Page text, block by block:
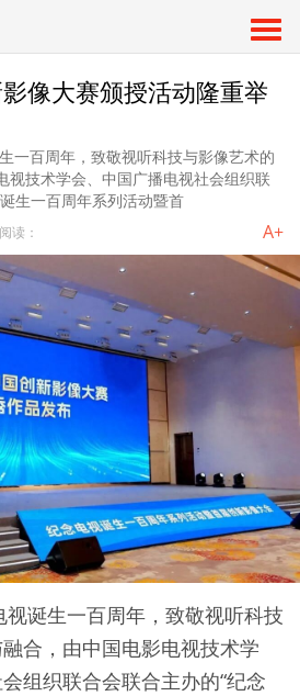
像大赛颁授活动隆重举
一百周年，致敬视听科技与影像艺术的
视技术学会、中国广播电视社会组织联
生一百周年系列活动暨首
阅读： A+
诞生一百周年，致敬视听科技
合，由中国电影电视技术学
组织联合会联合主办的“纪念